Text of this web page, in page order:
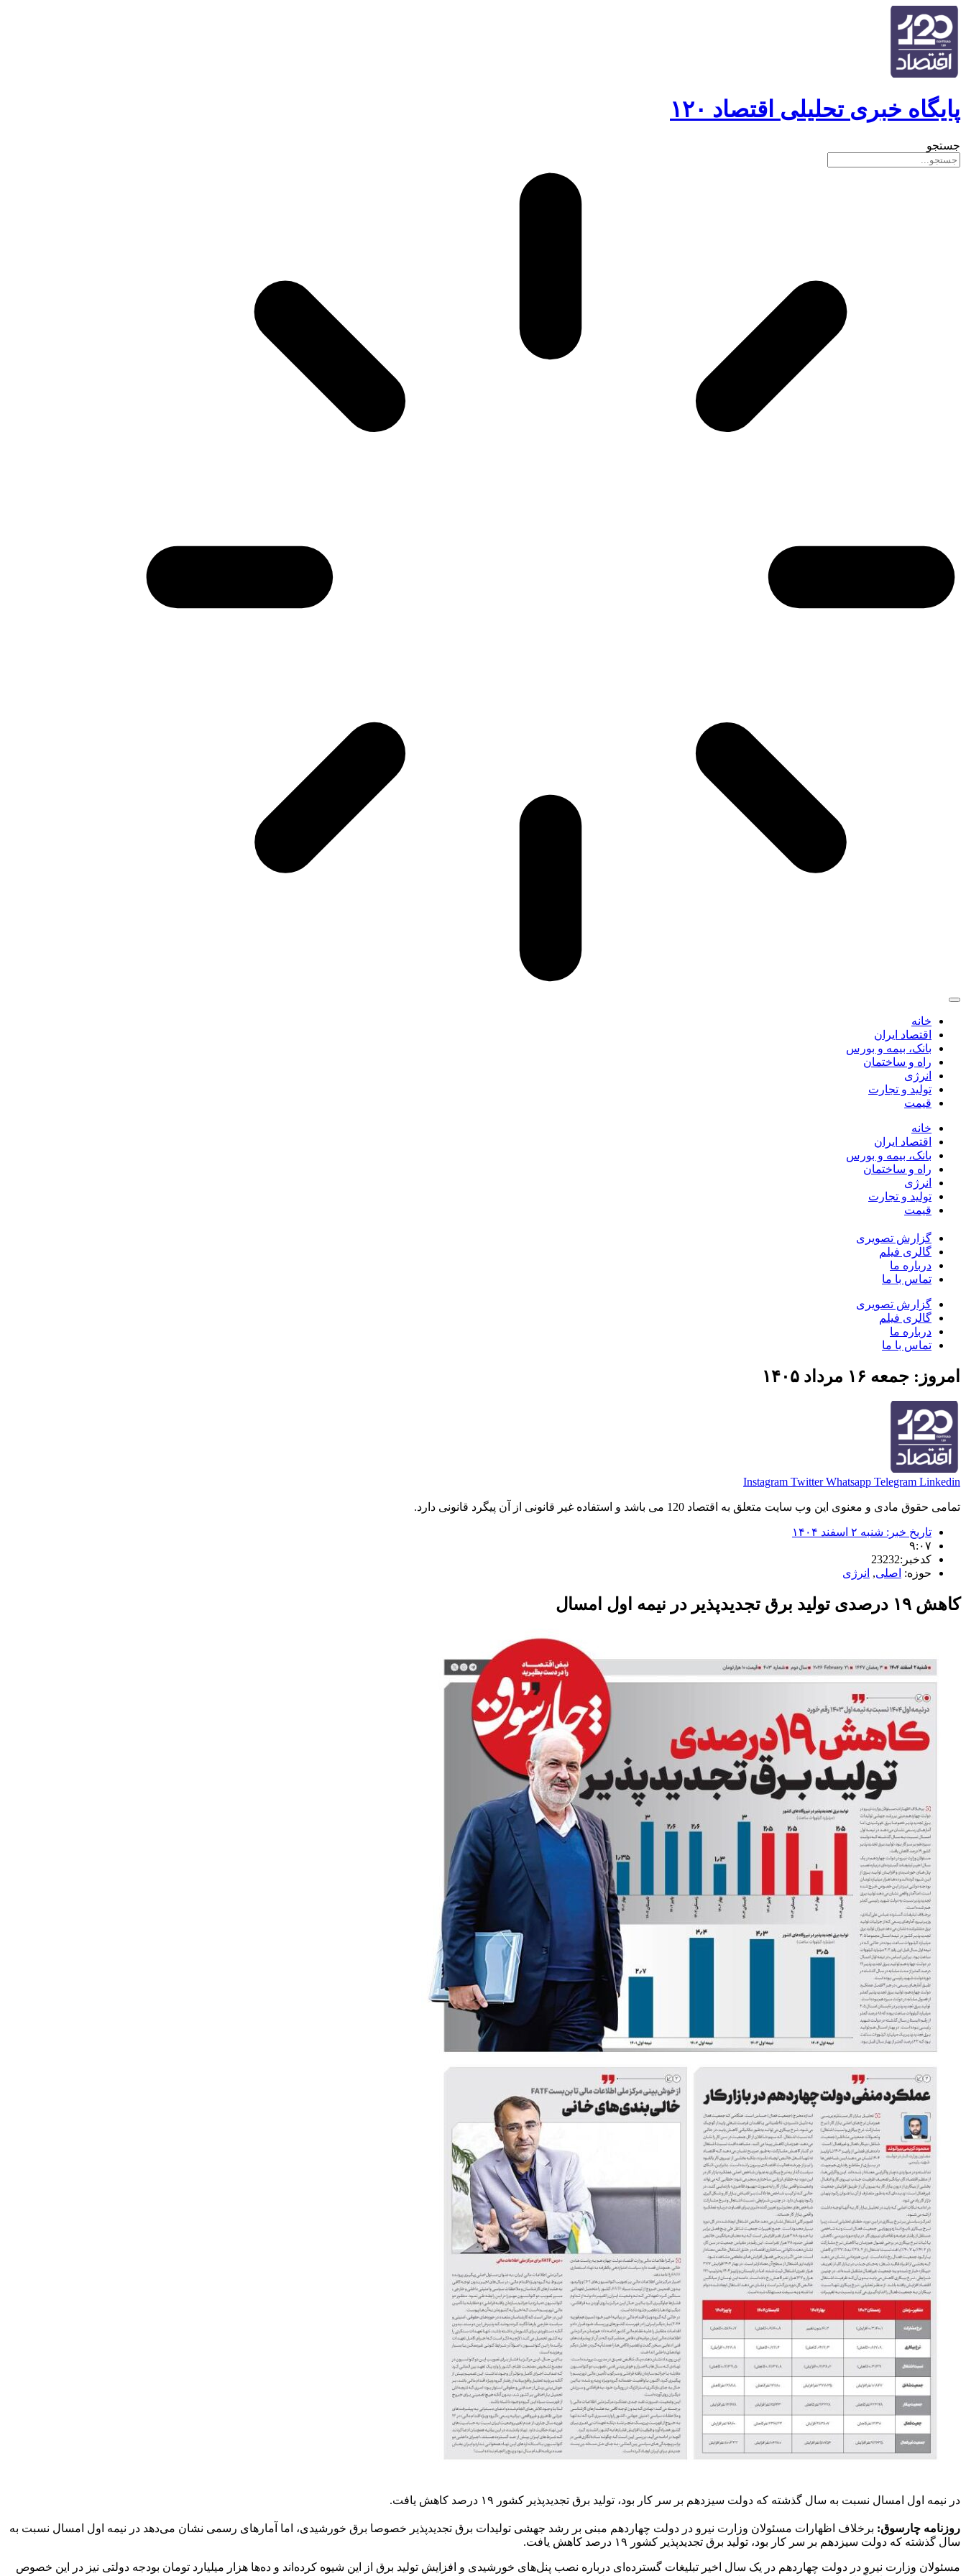
پایگاه خبری تحلیلی اقتصاد ۱۲۰
جستجو
خانه
اقتصاد ایران
بانک، بیمه و بورس
راه و ساختمان
انرژی
تولید و تجارت
قیمت
خانه
اقتصاد ایران
بانک، بیمه و بورس
راه و ساختمان
انرژی
تولید و تجارت
قیمت
گزارش تصویری
گالری فیلم
درباره ما
تماس با ما
گزارش تصویری
گالری فیلم
درباره ما
تماس با ما
امروز: جمعه ۱۶ مرداد ۱۴۰۵
Instagram Twitter Whatsapp Telegram Linkedin
تمامی حقوق مادی و معنوی این وب سایت متعلق به اقتصاد 120 می باشد و استفاده غیر قانونی از آن پیگرد قانونی دارد.
تاریخ خبر: شنبه ۲ اسفند ۱۴۰۴
۹:۰۷
کدخبر:23232
حوزه: اصلی, انرژی
کاهش ۱۹ درصدی تولید برق تجدیدپذیر در نیمه اول امسال
در نیمه اول امسال نسبت به سال گذشته که دولت سیزدهم بر سر کار بود، تولید برق تجدیدپذیر کشور ۱۹ درصد کاهش یافت.
روزنامه چارسوق: برخلاف اظهارات مسئولان وزارت نیرو در دولت چهاردهم مبنی بر رشد جهشی تولیدات برق تجدیدپذیر خصوصا برق خورشیدی، اما آمارهای رسمی نشان می‌دهد در نیمه اول امسال نسبت به
سال گذشته که دولت سیزدهم بر سر کار بود، تولید برق تجدیدپذیر کشور ۱۹ درصد کاهش یافت.
مسئولان وزارت نیرو در دولت چهاردهم در یک سال اخیر تبلیغات گسترده‌ای درباره نصب پنل‌های خورشیدی و افزایش تولید برق از این شیوه کرده‌اند و ده‌ها هزار میلیارد تومان بودجه دولتی نیز در این خصوص